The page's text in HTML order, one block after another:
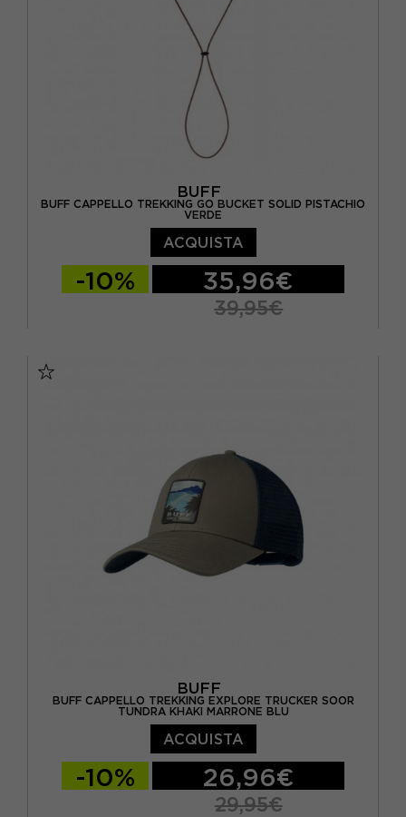
BUFF
BUFF CAPPELLO TREKKING GO BUCKET SOLID PISTACHIO
VERDE
ACQUISTA
-10% 35,96€
39,95€
BUFF
BUFF CAPPELLO TREKKING EXPLORE TRUCKER SOOR
TUNDRA KHAKI MARRONE BLU
ACQUISTA
-10% 26,96€
29,95€